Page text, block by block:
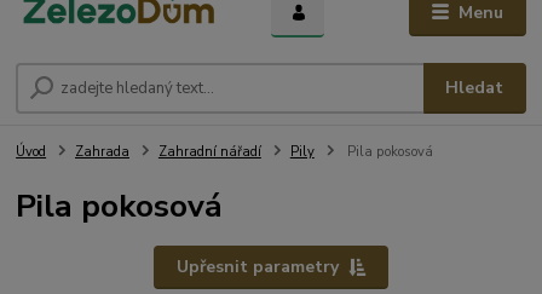
Menu
Hledat
Úvod Zahrada Zahradní nářadí Pily Pila pokosová
Pila pokosová
Upřesnit parametry